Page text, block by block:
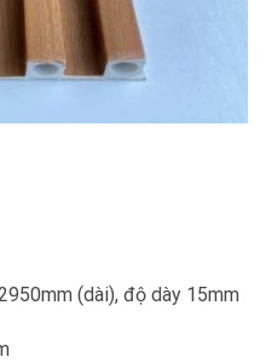
(dài), độ dày 15mm